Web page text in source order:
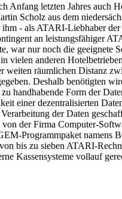
Anfang letzten Jahres auch
Scholz aus dem
- als ATARI-Liebhaber der
an leistungsfähiger
war nur noch die geeignete
vielen anderen
weiten räumlichen Distanz
Deshalb benötigten
handhabende Form der
einer dezentralisierten
der Daten
der Firma Computer-
Programmpaket namens
bis zu sieben ATARI-
Kassensysteme vollauf